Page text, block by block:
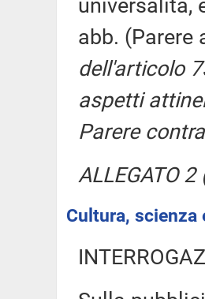
universalità,
abb.
dell'articolo
aspetti
Parere
ALLEGATO
Cultura,